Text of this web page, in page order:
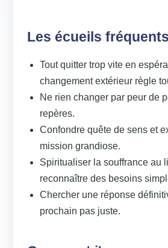
Les écueils fréquents
Tout quitter trop vite en
changement extérieur règle
Ne rien changer par peur de
repères.
Confondre quête de sens et
mission grandiose.
Spiritualiser la souffrance au
reconnaître des besoins
Chercher une réponse
prochain pas juste.